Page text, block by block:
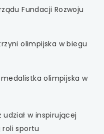
się w nowej karcie
Fundacji Rozwoju
olimpijska w biegu
olimpijska w
udział w inspirującej
roli sportu